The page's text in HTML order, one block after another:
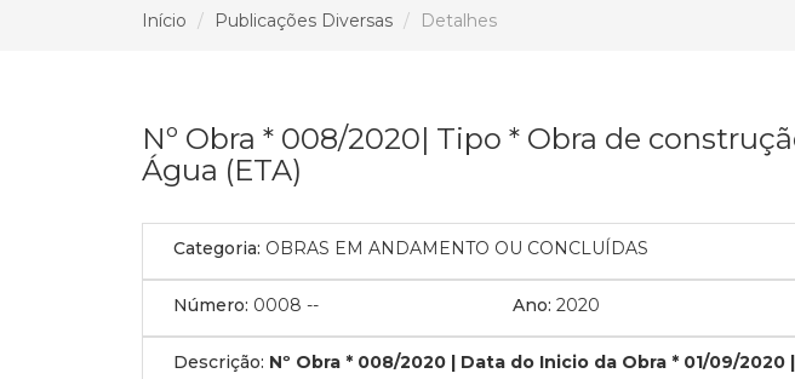
Início Publicações Diversas Detalhes
Nº Obra * 008/2020| Tipo * Obra de
Água (ETA)
Categoria: OBRAS EM ANDAMENTO OU CONCLUÍDAS
Número: 0008 -- Ano: 2020
Descrição: Nº Obra * 008/2020 | Data do Inicio da Obra * 01/09/